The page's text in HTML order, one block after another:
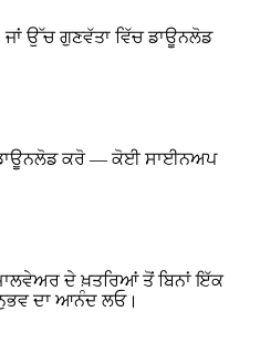
ਉੱਚ ਗੁਣਵੱਤਾ ਵਿੱਚ ਡਾਊਨਲੋਡ
ਕਰੋ — ਕੋਈ ਸਾਈਨਅਪ
ਦੇ ਖ਼ਤਰਿਆਂ ਤੋਂ ਬਿਨਾਂ ਇੱਕ
ਦਾ ਆਨੰਦ ਲਓ।